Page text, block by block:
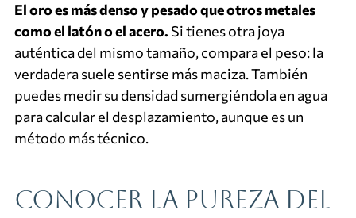
El oro es más denso y pesado que otros metales
como el latón o el acero. Si tienes otra joya
auténtica del mismo tamaño, compara el peso: la
verdadera suele sentirse más maciza. También
puedes medir su densidad sumergiéndola en agua
para calcular el desplazamiento, aunque es un
método más técnico.
Conocer la pureza del